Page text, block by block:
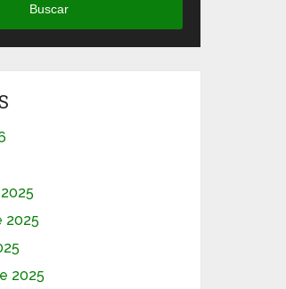
Buscar
2025
2025